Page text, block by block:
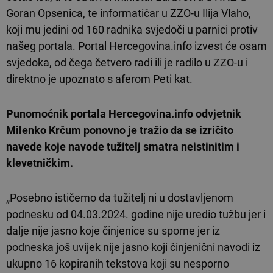
Goran Opsenica, te informatičar u ZZO-u Ilija Vlaho,
koji mu jedini od 160 radnika svjedoči u parnici protiv
našeg portala. Portal Hercegovina.info izvest će osam
svjedoka, od čega četvero radi ili je radilo u ZZO-u i
direktno je upoznato s aferom Peti kat.
Punomoćnik portala Hercegovina.info odvjetnik
Milenko Krčum ponovno je tražio da se izričito
navede koje navode tužitelj smatra neistinitim i
klevetničkim.
„Posebno ističemo da tužitelj ni u dostavljenom
podnesku od 04.03.2024. godine nije uredio tužbu jer i
dalje nije jasno koje činjenice su sporne jer iz
podneska još uvijek nije jasno koji činjenični navodi iz
ukupno 16 kopiranih tekstova koji su nesporno